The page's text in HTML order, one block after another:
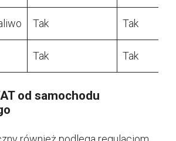
Tak Tak
Tak Tak
od samochodu